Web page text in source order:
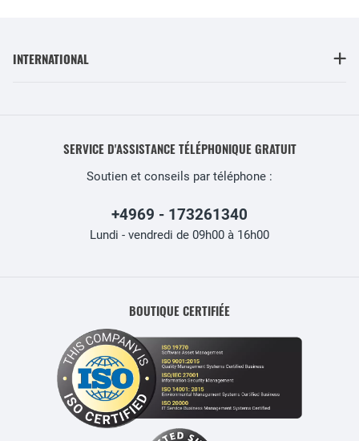
INTERNATIONAL
SERVICE D'ASSISTANCE TÉLÉPHONIQUE GRATUIT
Soutien et conseils par téléphone :
+4969 - 173261340
Lundi - vendredi de 09h00 à 16h00
BOUTIQUE CERTIFIÉE